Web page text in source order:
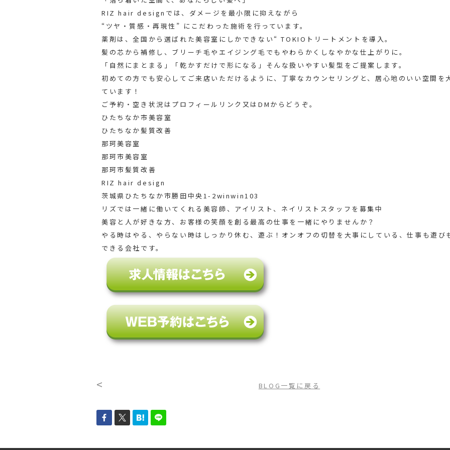
RIZ hair designでは、ダメージを最小限に抑えながら
“ツヤ・質感・再現性” にこだわった施術を行っています。
薬剤は、全国から選ばれた美容室にしかできない“ TOKIOトリートメントを導入。
髪の芯から補修し、ブリーチ毛やエイジング毛でもやわらかくしなやかな仕上がりに。
「自然にまとまる」「乾かすだけで形になる」そんな扱いやすい髪型をご提案します。
初めての方でも安心してご来店いただけるように、丁寧なカウンセリングと、居心地のいい空間を
ています！
ご予約・空き状況はプロフィールリンク又はDMからどうぞ。
ひたちなか市美容室
ひたちなか髪質改善
那珂美容室
那珂市美容室
那珂市髪質改善
RIZ hair design
茨城県ひたちなか市勝田中央1-2winwin103
リズでは一緒に働いてくれる美容師、アイリスト、ネイリストスタッフを募集中
美容と人が好きな方、お客様の笑顔を創る最高の仕事を一緒にやりませんか？
やる時はやる、やらない時はしっかり休む、遊ぶ！オンオフの切替を大事にしている、仕事も遊び
できる会社です。
< BLOG一覧に戻る